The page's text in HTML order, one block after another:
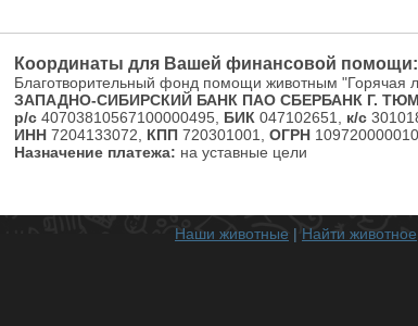
Координаты для Вашей финансовой помощи:
Благотворительный фонд помощи животным "Горячая
ЗАПАДНО-СИБИРСКИЙ БАНК ПАО СБЕРБАНК Г.
р/с 40703810567100000495, БИК 047102651, к/с
ИНН 7204133072, КПП 720301001, ОГРН
Назначение платежа: на уставные цели
Наши животные | Найти животное